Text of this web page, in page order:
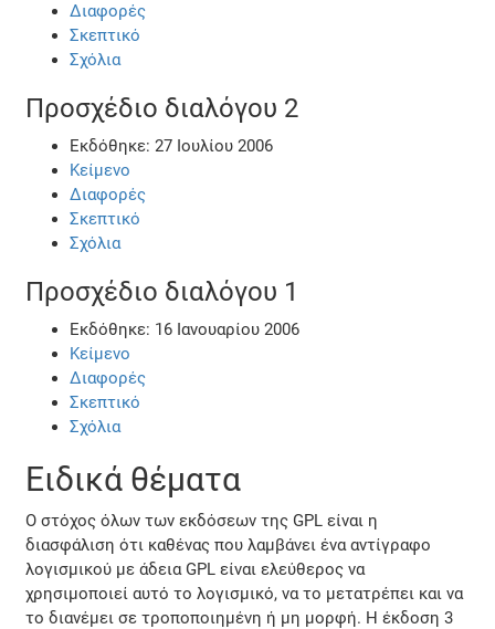
Διαφορές
Σκεπτικό
Σχόλια
Προσχέδιο διαλόγου 2
Εκδόθηκε: 27 Ιουλίου 2006
Κείμενο
Διαφορές
Σκεπτικό
Σχόλια
Προσχέδιο διαλόγου 1
Εκδόθηκε: 16 Ιανουαρίου 2006
Κείμενο
Διαφορές
Σκεπτικό
Σχόλια
Ειδικά θέματα
Ο στόχος όλων των εκδόσεων της GPL είναι η
διασφάλιση ότι καθένας που λαμβάνει ένα αντίγραφο
λογισμικού με άδεια GPL είναι ελεύθερος να
χρησιμοποιεί αυτό το λογισμικό, να το μετατρέπει και να
το διανέμει σε τροποποιημένη ή μη μορφή. Η έκδοση 3